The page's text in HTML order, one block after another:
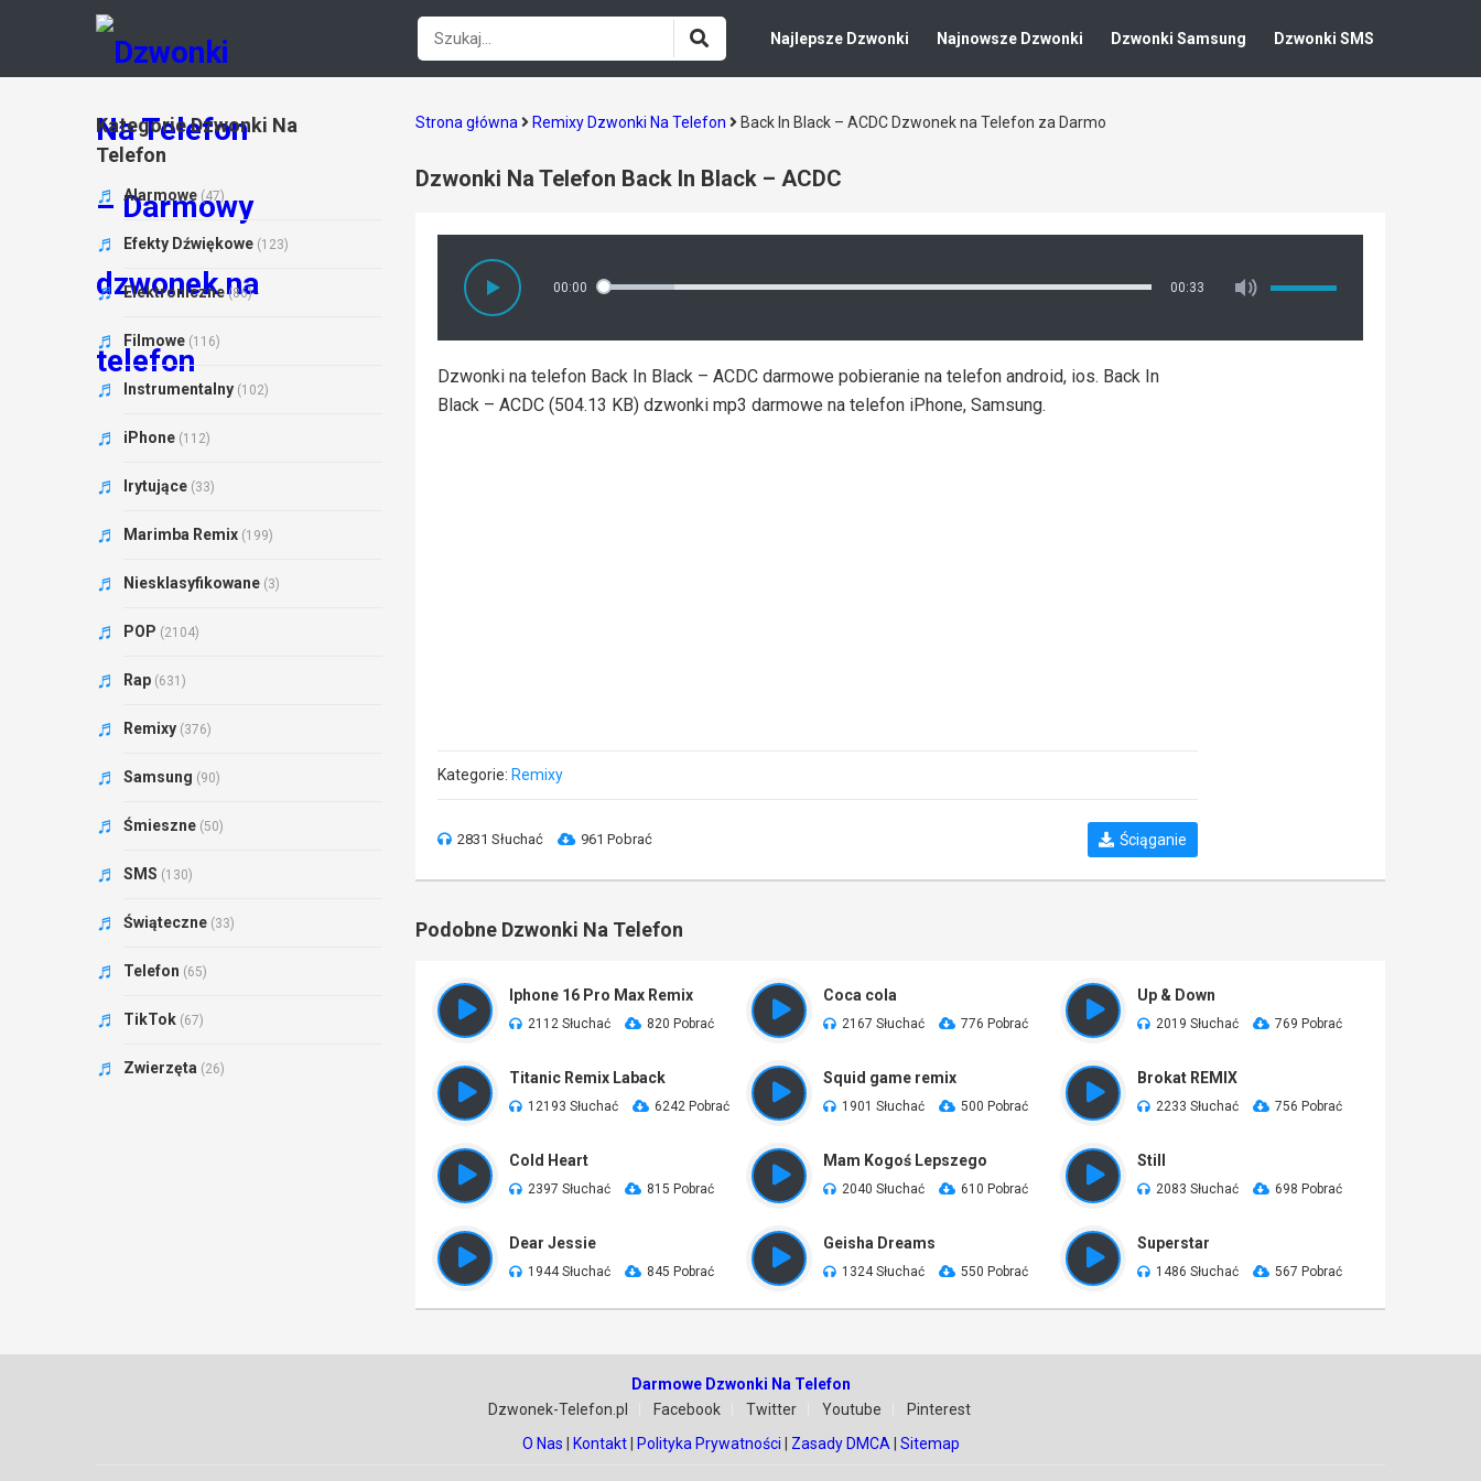
Najlepsze Dzwonki Najnowsze Dzwonki Dzwonki Samsung Dzwonki SMS
Strona główna Remixy Dzwonki Na Telefon Back In Black – ACDC Dzwonek na Telefon za Darmo
Dzwonki Na Telefon Back In Black – ACDC
00:00 00:33
Dzwonki na telefon Back In Black – ACDC darmowe pobieranie na telefon android, ios. Back In
Black – ACDC (504.13 KB) dzwonki mp3 darmowe na telefon iPhone, Samsung.
Kategorie: Remixy
2831 Słuchać 961 Pobrać Ściąganie
Podobne Dzwonki Na Telefon
Iphone 16 Pro Max Remix
2112 Słuchać 820 Pobrać
Coca cola
2167 Słuchać 776 Pobrać
Up & Down
2019 Słuchać 769 Pobrać
Titanic Remix Laback
12193 Słuchać 6242 Pobrać
Squid game remix
1901 Słuchać 500 Pobrać
Brokat REMIX
2233 Słuchać 756 Pobrać
Cold Heart
2397 Słuchać 815 Pobrać
Mam Kogoś Lepszego
2040 Słuchać 610 Pobrać
Still
2083 Słuchać 698 Pobrać
Dear Jessie
1944 Słuchać 845 Pobrać
Geisha Dreams
1324 Słuchać 550 Pobrać
Superstar
1486 Słuchać 567 Pobrać
Kategorie Dzwonki Na
Telefon
Alarmowe (47)
Efekty Dźwiękowe (123)
Elektroniczne (86)
Filmowe (116)
Instrumentalny (102)
iPhone (112)
Irytujące (33)
Marimba Remix (199)
Niesklasyfikowane (3)
POP (2104)
Rap (631)
Remixy (376)
Samsung (90)
Śmieszne (50)
SMS (130)
Świąteczne (33)
Telefon (65)
TikTok (67)
Zwierzęta (26)
Darmowe Dzwonki Na Telefon
Dzwonek-Telefon.pl
Facebook Twitter Youtube
Pinterest
O Nas
Kontakt| Polityka Prywatności Zasady DMCA Sitemap